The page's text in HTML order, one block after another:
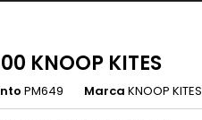
KNOOP KITES
PM649 Marca KNOOP KITES